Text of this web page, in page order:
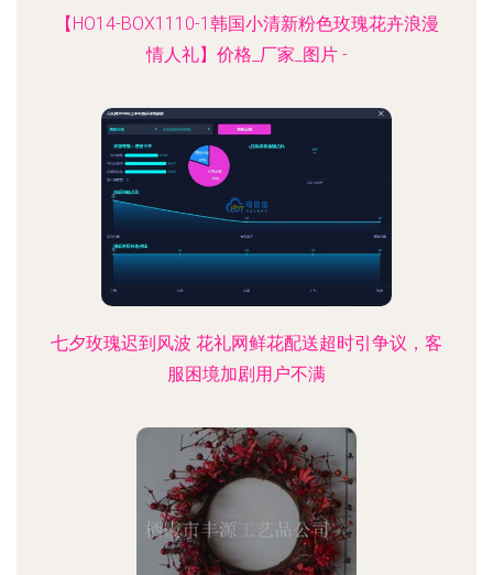
【HO14-BOX1110-1韩国小清新粉色玫瑰花卉浪漫
情人礼】价格_厂家_图片 -
七夕玫瑰迟到风波 花礼网鲜花配送超时引争议，客
服困境加剧用户不满